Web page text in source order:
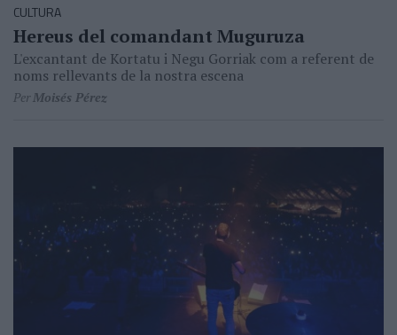
CULTURA
Hereus del comandant Muguruza
L'excantant de Kortatu i Negu Gorriak com a referent de
noms rellevants de la nostra escena
PerMoisés Pérez